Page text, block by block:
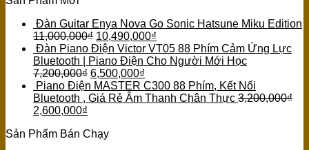
Đàn Guitar Enya Nova Go Sonic Hatsune Miku Edition
11,000,000₫ 10,490,000₫
Đàn Piano Điện Victor VT05 88 Phím Cảm Ứng Lực
Bluetooth | Piano Điện Cho Người Mới Học
7,200,000₫ 6,500,000₫
Piano Điện MASTER C300 88 Phím, Kết Nối
Bluetooth , Giá Rẻ Âm Thanh Chân Thực 3,200,000₫
2,600,000₫
Sản Phẩm Bán Chạy